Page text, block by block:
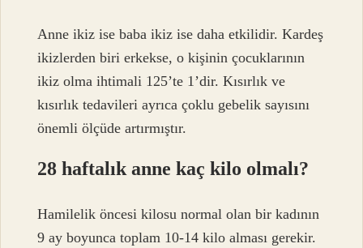
Anne ikiz ise baba ikiz ise daha etkilidir. Kardeş
ikizlerden biri erkekse, o kişinin çocuklarının
ikiz olma ihtimali 125’te 1’dir. Kısırlık ve
kısırlık tedavileri ayrıca çoklu gebelik sayısını
önemli ölçüde artırmıştır.
28 haftalık anne kaç kilo olmalı?
Hamilelik öncesi kilosu normal olan bir kadının
9 ay boyunca toplam 10-14 kilo alması gerekir.